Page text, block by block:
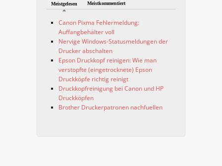
Meistgelesen Meistkommentiert
Canon Pixma Fehlermeldung:
Auffangbehälter voll
Nervige Windows-Statusmeldungen der
Drucker abschalten
Epson Druckkopf reinigen: Wie man
verstopfte (eingetrocknete) Epson
Druckköpfe richtig reinigt
Druckkopfreinigung bei Canon und HP
Druckköpfen
Brother Druckerpatronen nachfuellen